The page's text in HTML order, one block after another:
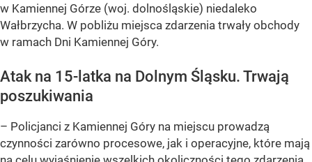
w Kamiennej Górze (woj. dolnośląskie) niedaleko
Wałbrzycha. W pobliżu miejsca zdarzenia trwały obchody
w ramach Dni Kamiennej Góry.
Atak na 15-latka na Dolnym Śląsku. Trwają
poszukiwania
– Policjanci z Kamiennej Góry na miejscu prowadzą
czynności zarówno procesowe, jak i operacyjne, które mają